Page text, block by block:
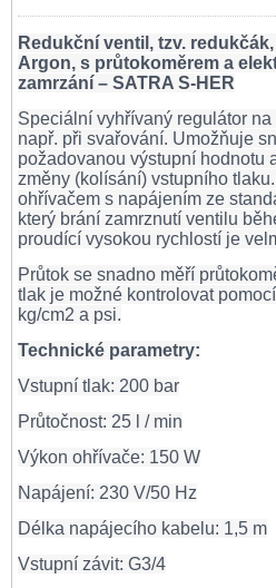
Redukční ventil, tzv.
Argon, s průtokoměrem a
zamrzání – SATRA S-HER
Speciální vyhřívaný regulátor
např. při svařování. Umožňuje
požadovanou výstupní hodnotu
změny (kolísání) vstupního
ohřívačem s napájením ze
který brání zamrznutí ventilu
proudící vysokou rychlostí je
Průtok se snadno měří
tlak je možné kontrolovat
kg/cm2 a psi.
Technické parametry:
Vstupní tlak: 200 bar
Průtočnost: 25 l / min
Výkon ohřívače: 150 W
Napájení: 230 V/50 Hz
Délka napájecího kabelu: 1,5 m
Vstupní závit: G3/4